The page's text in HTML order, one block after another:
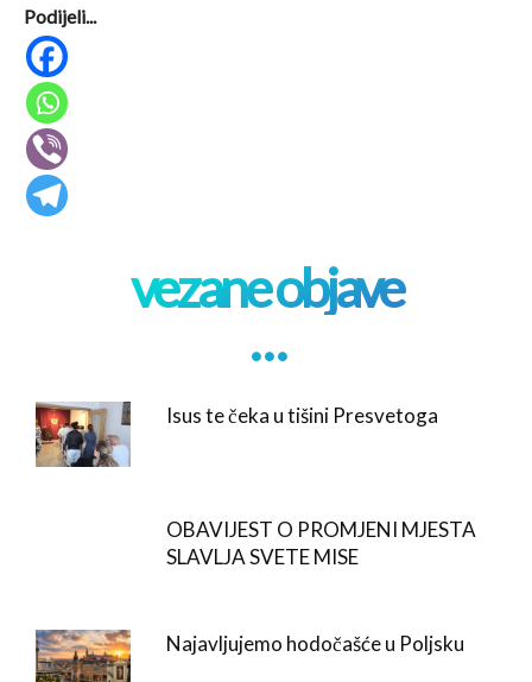
Podijeli...
vezane objave
. . .
Isus te čeka u tišini Presvetoga
OBAVIJEST O PROMJENI MJESTA
SLAVLJA SVETE MISE
Najavljujemo hodočašće u Poljsku